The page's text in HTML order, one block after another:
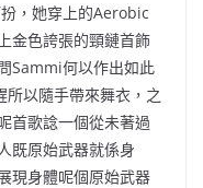
， 她穿上的Aerobic
金色誇張的頸鏈首飾
Sammi何以作出如此
以隨手帶來舞衣， 之
首歌諗一個從未著過
既原始武器就係身
現身體呢個原始武器